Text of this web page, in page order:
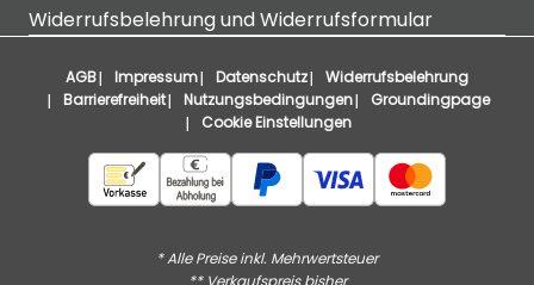
Widerrufsbelehrung und Widerrufsformular
AGB Impressum Datenschutz
Widerrufsbelehrung
Barrierefreiheit
Nutzungsbedingungen
Groundingpage
Cookie Einstellungen
* Alle Preise inkl. Mehrwertsteuer
** Verkaufspreis bisher